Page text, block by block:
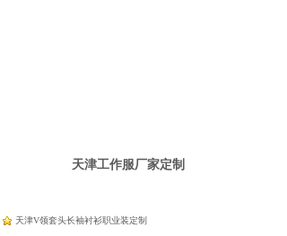
天津工作服厂家定制
天津V领套头长袖衬衫职业装定制